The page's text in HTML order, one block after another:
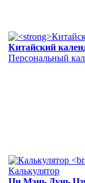
Китайский
Персональный
Калькулятор